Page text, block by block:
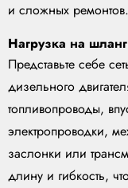
и сложных ремонтов.
Нагрузка на
Представьте себе
дизельного
топливопроводы,
электропроводки,
заслонки или
длину и гибкость,